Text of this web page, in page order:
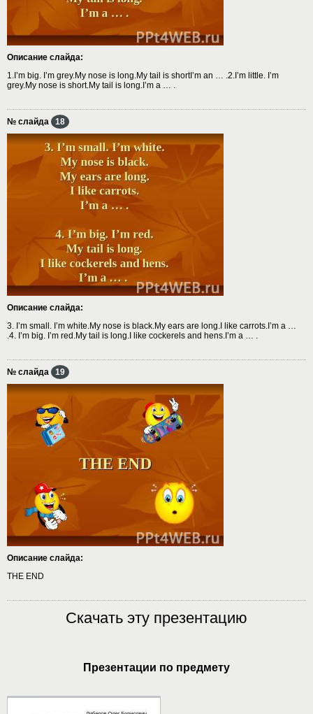
Описание слайда:
1.I’m big. I’m grey.My nose is long.My tail is shortI’m an … .2.I’m little. I’m
grey.My nose is short.My tail is long.I’m a … .
№ слайда 18
Описание слайда:
3. I’m small. I’m white.My nose is black.My ears are long.I like carrots.I’m a …
.4. I’m big. I’m red.My tail is long.I like cockerels and hens.I’m a … .
№ слайда 19
Описание слайда:
THE END
Скачать эту презентацию
Презентации по предмету